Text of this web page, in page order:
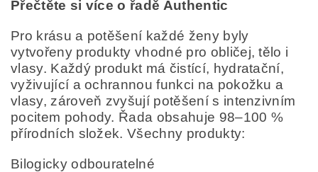
Přečtěte si více o řadě Authentic
Pro krásu a potěšení každé ženy byly
vytvořeny produkty vhodné pro obličej, tělo i
vlasy. Každý produkt má čistící, hydratační,
vyživující a ochrannou funkci na pokožku a
vlasy, zároveň zvyšují potěšení s intenzivním
pocitem pohody. Řada obsahuje 98–100 %
přírodních složek. Všechny produkty:
Bilogicky odbouratelné